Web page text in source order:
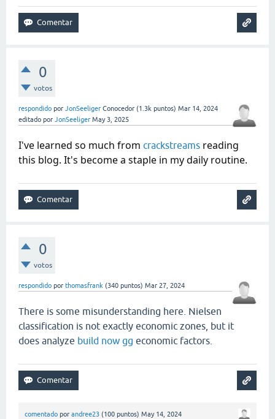
0
votos
respondido por JonSeeliger Conocedor (1.3k puntos) Mar 14, 2024
editado por JonSeeliger May 3, 2025
I've learned so much from crackstreams reading
this blog. It's become a staple in my daily routine.
0
votos
respondido por thomasfrank (340 puntos) Mar 27, 2024
There is some misunderstanding here. Nielsen
classification is not exactly economic zones, but it
does analyze build now gg economic factors.
comentado por andree23 (100 puntos) May 14, 2024